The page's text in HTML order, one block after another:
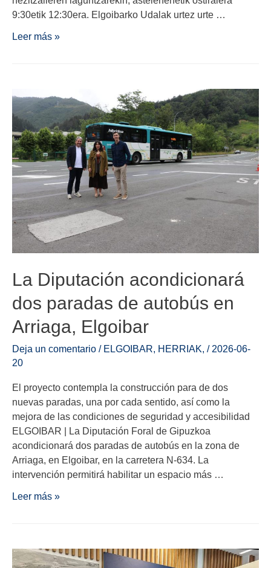
9:30etik 12:30era. Elgoibarko Udalak urtez urte …
Leer más »
La Diputación acondicionará
dos paradas de autobús en
Arriaga, Elgoibar
Deja un comentario / ELGOIBAR, HERRIAK, / 2026-06-
20
El proyecto contempla la construcción para de dos
nuevas paradas, una por cada sentido, así como la
mejora de las condiciones de seguridad y accesibilidad
ELGOIBAR | La Diputación Foral de Gipuzkoa
acondicionará dos paradas de autobús en la zona de
Arriaga, en Elgoibar, en la carretera N-634. La
intervención permitirá habilitar un espacio más …
Leer más »